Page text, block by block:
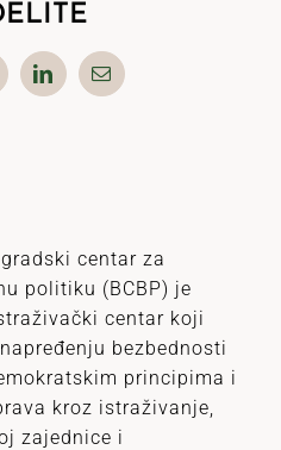
LinkedInEmail
centar za
politiku (BCBP) je
centar koji
bezbednosti
principima i
kroz istraživanje,
zajednice i